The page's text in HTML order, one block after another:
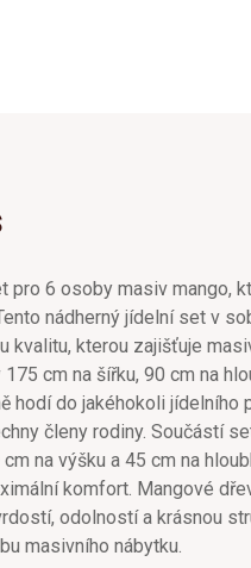
pro 6 osoby masiv mango,
nádherný jídelní set v
kvalitu, kterou zajišťuje
cm na šířku, 90 cm na
hodí do jakéhokoli jídelního
členy rodiny. Součástí
na výšku a 45 cm na
komfort. Mangové
odolností a krásnou
masivního nábytku.